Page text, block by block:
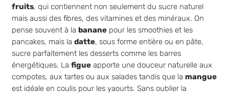
fruits, qui contiennent non seulement du sucre naturel
mais aussi des fibres, des vitamines et des minéraux. On
pense souvent à la bananepour les smoothies et les
pancakes, mais la datte, sous forme entière ou en pâte,
sucre parfaitement les desserts comme les barres
énergétiques. La figueapporte une douceur naturelle aux
compotes, aux tartes ou aux salades tandis que la mangue
est idéale en coulis pour les yaourts. Sans oublier la